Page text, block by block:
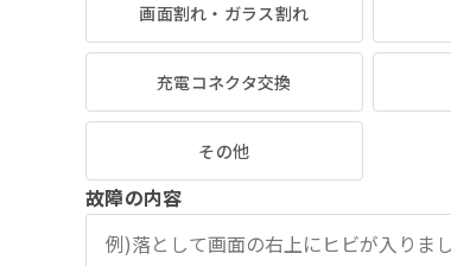
画面割れ・ガラス割れ
充電コネクタ交換
その他
故障の内容